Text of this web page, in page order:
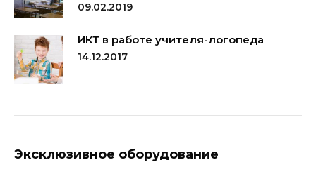
09.02.2019
ИКТ в работе учителя-логопеда
14.12.2017
Эксклюзивное оборудование